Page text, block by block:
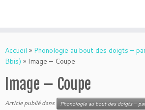
au
contenu
Accueil » Phonologie au bout des doigts –
Bbis) » Image – Coupe
Image – Coupe
Article publié dans Phonologie au bout des doigts –